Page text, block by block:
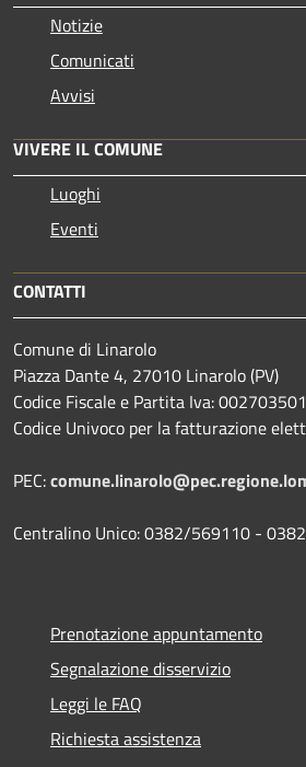
Notizie
Comunicati
Avvisi
VIVERE IL COMUNE
Luoghi
Eventi
CONTATTI
Comune di Linarolo
Piazza Dante 4, 27010 Linarolo (PV)
Codice Fiscale e Partita Iva:
Codice Univoco per la fatturazione
PEC:
Centralino Unico: 0382/569110 -
Prenotazione appuntamento
Segnalazione disservizio
Leggi le FAQ
Richiesta assistenza